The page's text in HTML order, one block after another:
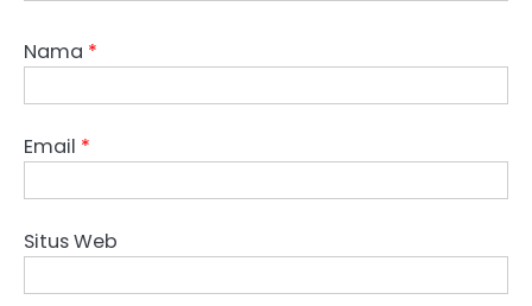
Nama *
Email *
Situs Web